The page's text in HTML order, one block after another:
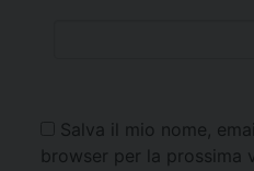
Salva il mio nome,
browser per la prossima